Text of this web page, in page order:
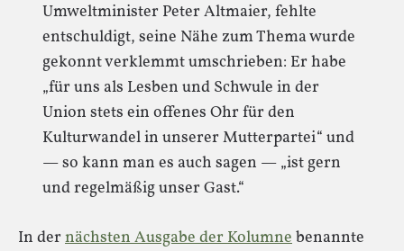
Umweltminister Peter Altmaier, fehlte
entschuldigt, seine Nähe zum Thema wurde
gekonnt verklemmt umschrieben: Er habe
„für uns als Lesben und Schwule in der
Union stets ein offenes Ohr für den
Kulturwandel in unserer Mutterpartei“ und
— so kann man es auch sagen — „ist gern
und regelmäßig unser Gast.“
In der nächsten Ausgabe der Kolumnebenannte